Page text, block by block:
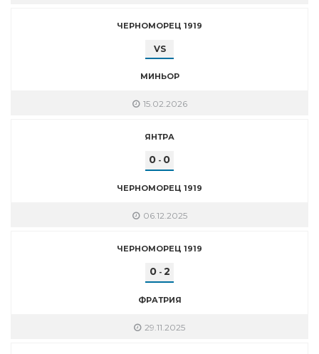
ЧЕРНОМОРЕЦ 1919
VS
МИНЬОР
15.02.2026
ЯНТРА
0 - 0
ЧЕРНОМОРЕЦ 1919
06.12.2025
ЧЕРНОМОРЕЦ 1919
0- 2
ФРАТРИЯ
29.11.2025